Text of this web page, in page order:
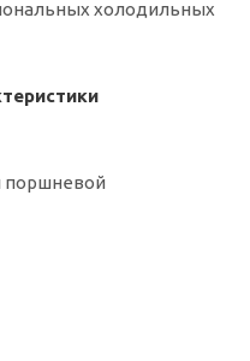
холодильных
поршневой